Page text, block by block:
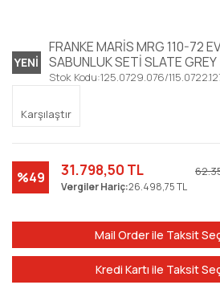
YENI
FRANKE MARİS MRG 110-72
SABUNLUK SETİ SLATE GREY
Stok Kodu:125.0729.076/
Karşılaştır
%49 31.798,50 TL
Vergiler Hariç:26.498,75 TL
Mail Order ile Taksit
Kredi Kartı ile Taksit